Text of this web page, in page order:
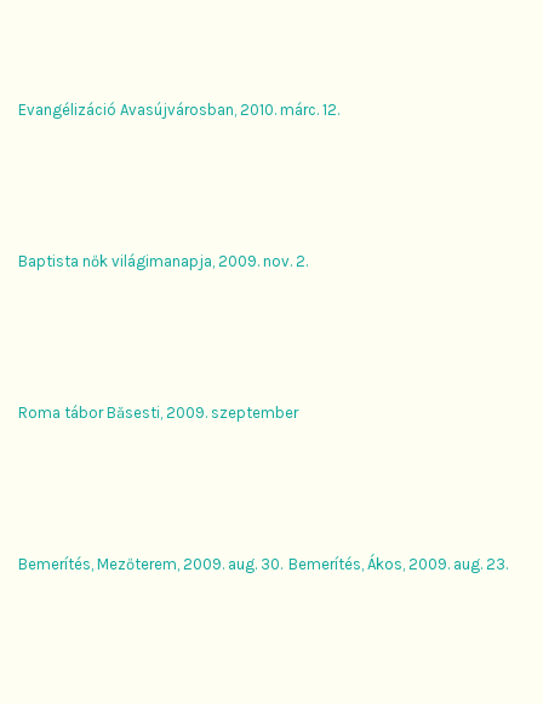
Evangélizáció Avasújvárosban, 2010. márc. 12.
Baptista nők világimanapja, 2009. nov. 2.
Roma tábor Băsesti, 2009. szeptember
Bemerítés, Mezőterem, 2009. aug. 30. Bemerítés, Ákos, 2009. aug. 23.